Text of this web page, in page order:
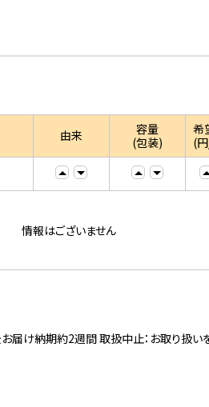
由来
容量
(包装)
希
(
情報はございません
け納期約2週間 取扱中止：お取り扱いを